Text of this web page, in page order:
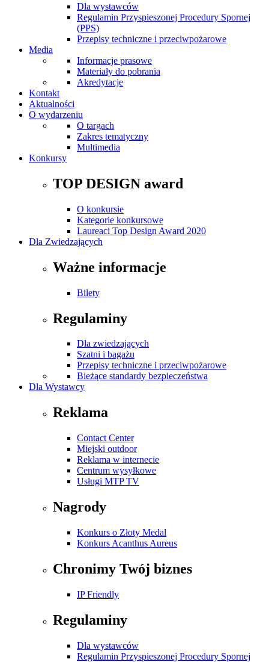
Dla wystawców
Regulamin Przyspieszonej Procedury Spornej
(PPS)
Przepisy techniczne i przeciwpożarowe
Media
Informacje prasowe
Materiały do pobrania
Akredytacje
Kontakt
Aktualności
O wydarzeniu
O targach
Zakres tematyczny
Multimedia
Konkursy
TOP DESIGN award
O konkursie
Kategorie konkursowe
Laureaci Top Design Award 2020
Dla Zwiedzających
Ważne informacje
Bilety
Regulaminy
Dla zwiedzających
Szatni i bagażu
Przepisy techniczne i przeciwpożarowe
Bieżące standardy bezpieczeństwa
Dla Wystawcy
Reklama
Contact Center
Miejski outdoor
Reklama w internecie
Centrum wysyłkowe
Usługi MTP TV
Nagrody
Konkurs o Złoty Medal
Konkurs Acanthus Aureus
Chronimy Twój biznes
IP Friendly
Regulaminy
Dla wystawców
Regulamin Przyspieszonej Procedury Spornej